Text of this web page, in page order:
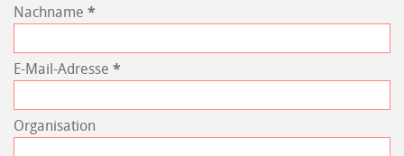
Nachname *
E-Mail-Adresse *
Organisation